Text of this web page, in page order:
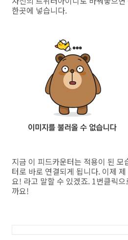
한곳에 넣습니다.
지금 이 피드카운터는 적용이 된 모
터로 바로 연결되게 됩니다. 이제
요! 라고 말할 수 있겠죠. 1번클릭
까요!